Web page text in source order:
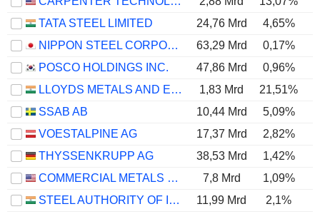
TATA STEEL LIMITED
24,76 Mrd 4,65%
NIPPON STEEL CORPORATION
63,29 Mrd 0,17%
POSCO HOLDINGS INC.
47,86 Mrd 0,96%
LLOYDS METALS AND ENERGY LIMITED
1,83 Mrd 21,51%
SSAB AB
10,44 Mrd 5,09%
VOESTALPINE AG
17,37 Mrd
2,82%
THYSSENKRUPP AG
38,53 Mrd 1,42%
COMMERCIAL METALS COMPANY
7,8 Mrd
1,09%
STEEL AUTHORITY OF INDIA LIMITED
11,99 Mrd 2,1%